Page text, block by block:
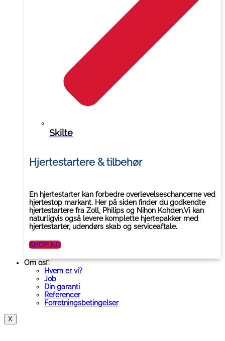
Skilte
Hjertestartere & tilbehør
En hjertestarter kan forbedre overlevelseschancerne ved
hjertestop markant. Her på siden finder du godkendte
hjertestartere fra Zoll, Philips og Nihon Kohden.Vi kan
naturligvis også levere komplette hjertepakker med
hjertestarter, udendørs skab og serviceaftale.
SHOP NU
Om os
Hvem er vi?
Job
Din garanti
Referencer
Forretningsbetingelser
X